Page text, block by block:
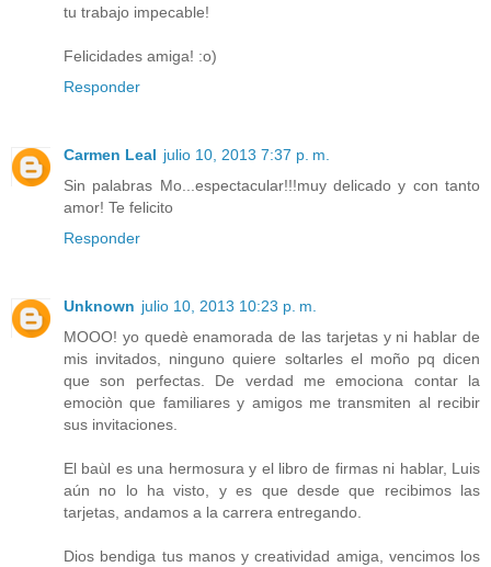
tu trabajo impecable!
Felicidades amiga! :o)
Responder
Carmen Leal julio 10, 2013 7:37 p. m.
Sin palabras Mo...espectacular!!!muy delicado y con tanto
amor! Te felicito
Responder
Unknown julio 10, 2013 10:23 p. m.
MOOO! yo quedè enamorada de las tarjetas y ni hablar de
mis invitados, ninguno quiere soltarles el moño pq dicen
que son perfectas. De verdad me emociona contar la
emociòn que familiares y amigos me transmiten al recibir
sus invitaciones.
El baùl es una hermosura y el libro de firmas ni hablar, Luis
aún no lo ha visto, y es que desde que recibimos las
tarjetas, andamos a la carrera entregando.
Dios bendiga tus manos y creatividad amiga, vencimos los